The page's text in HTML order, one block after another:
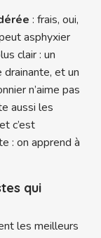
: frais, oui,
asphyxier
clair : un
drainante, et un
n’aime pas
aussi les
c’est
: on apprend à
qui
les meilleurs